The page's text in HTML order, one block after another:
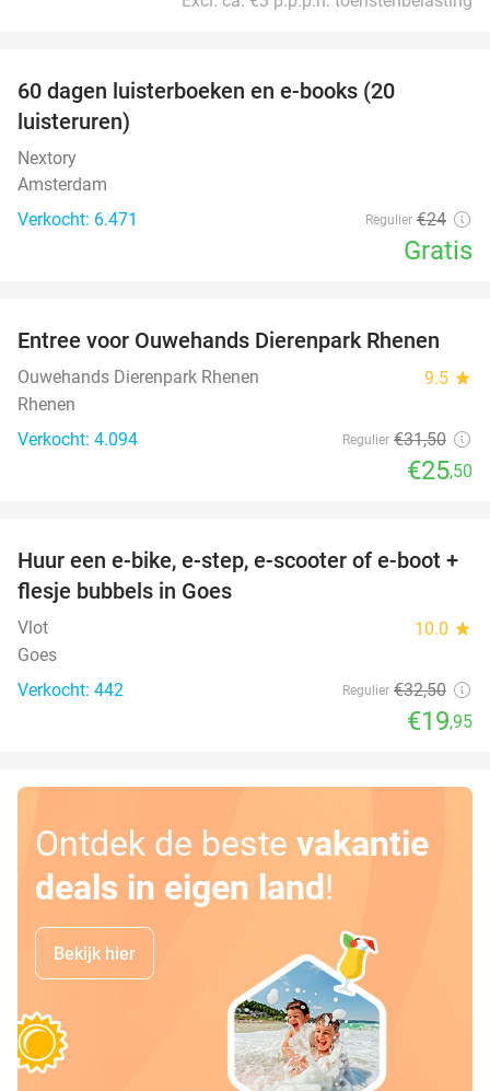
60 dagen luisterboeken en e-books (20
luisteruren)
Nextory
Amsterdam
Verkocht: 6.471
Regulier €24
Gratis
19%
Entree voor Ouwehands Dierenpark Rhenen
Ouwehands Dierenpark Rhenen 9.5 star
Rhenen
Verkocht: 4.094
Regulier €31,50
€25,50
39%
Huur een e-bike, e-step, e-scooter of e-boot +
flesje bubbels in Goes
Vlot 10.0 star
Goes
Verkocht: 442
Regulier €32,50
€19,95
Ontdek de beste vakantie
deals in eigen land!
Bekijk hier